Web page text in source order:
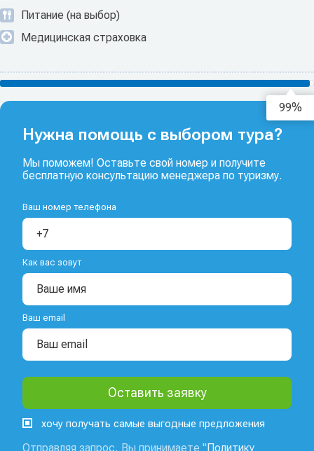
Питание (на выбор)
Медицинская страховка
99%
Нужна помощь с выбором тура?
Мы поможем! Оставьте свой номер и получите
бесплатную консультацию менеджера по туризму.
Ваш номер телефона
Как вас зовут
Ваш email
хочу получать самые выгодные предложения
Отправляя запрос, Вы принимаете " Политику